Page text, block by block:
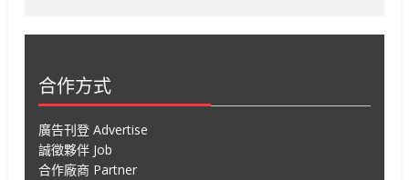
合作方式
廣告刊登 Advertise
誠徵夥伴 Job
合作廠商 Partner